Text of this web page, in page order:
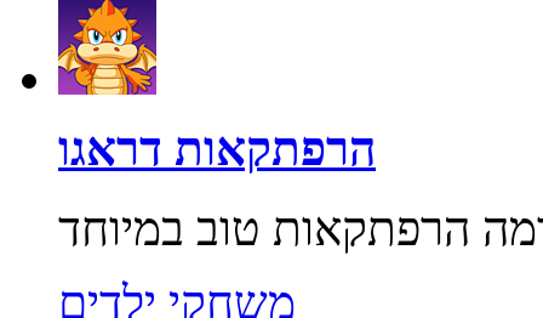
הרפתקאות דראגו
משחקי ילדים